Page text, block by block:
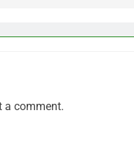
a comment.